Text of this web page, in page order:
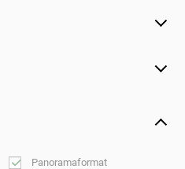
Panoramaformat